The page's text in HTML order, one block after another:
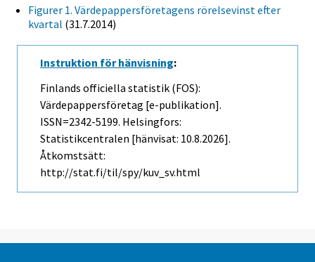
Figurer 1. Värdepappersföretagens rörelsevinst efter
kvartal (31.7.2014)
Instruktion för hänvisning:
Finlands officiella statistik (FOS):
Värdepappersföretag [e-publikation].
ISSN=2342-5199. Helsingfors:
Statistikcentralen [hänvisat: 10.8.2026].
Åtkomstsätt:
http://stat.fi/til/spy/kuv_sv.html